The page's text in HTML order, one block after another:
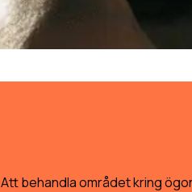
Att behandla området kring